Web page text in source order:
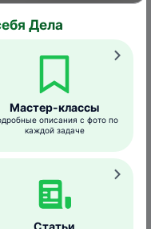
(рыхлый
Дела
Мастер-классы
описания с фото по
каждой задаче
Статьи